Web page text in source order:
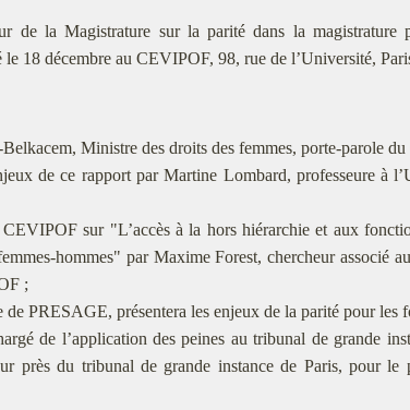
de la Magistrature sur la parité dans la magistrature
18 décembre au CEVIPOF, 98, rue de l’Université,
Ministre des droits des femmes, porte-parole
de ce rapport par Martine Lombard, professeure à
sur "L’accès à la hors hiérarchie et aux
hommes" par Maxime Forest, chercheur associé
;
PRESAGE, présentera les enjeux de la parité pour les
de l’application des peines au tribunal de grande
près du tribunal de grande instance de Paris, pour le